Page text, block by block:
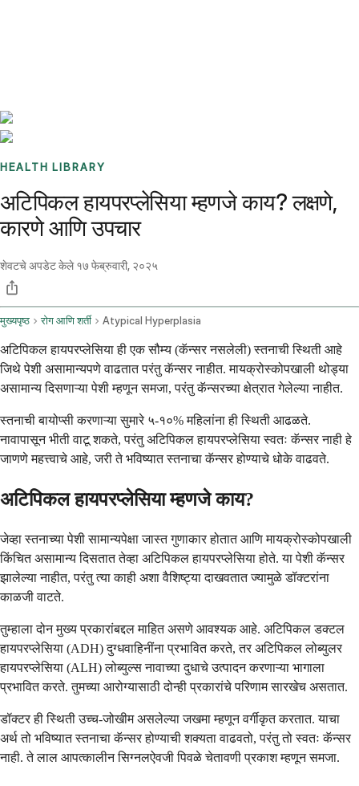
HEALTH LIBRARY
अटिपिकल हायपरप्लेसिया म्हणजे काय? लक्षणे,
कारणे आणि उपचार
शेवटचे अपडेट केले १७ फेब्रुवारी, २०२५
मुख्यपृष्ठ रोग आणि शर्ती Atypical Hyperplasia
अटिपिकल हायपरप्लेसिया ही एक सौम्य (कॅन्सर नसलेली) स्तनाची स्थिती आहे
जिथे पेशी असामान्यपणे वाढतात परंतु कॅन्सर नाहीत. मायक्रोस्कोपखाली थोड्या
असामान्य दिसणाऱ्या पेशी म्हणून समजा, परंतु कॅन्सरच्या क्षेत्रात गेलेल्या नाहीत.
स्तनाची बायोप्सी करणाऱ्या सुमारे ५-१०% महिलांना ही स्थिती आढळते.
नावापासून भीती वाटू शकते, परंतु अटिपिकल हायपरप्लेसिया स्वतः कॅन्सर नाही हे
जाणणे महत्त्वाचे आहे, जरी ते भविष्यात स्तनाचा कॅन्सर होण्याचे धोके वाढवते.
अटिपिकल हायपरप्लेसिया म्हणजे काय?
जेव्हा स्तनाच्या पेशी सामान्यपेक्षा जास्त गुणाकार होतात आणि मायक्रोस्कोपखाली
किंचित असामान्य दिसतात तेव्हा अटिपिकल हायपरप्लेसिया होते. या पेशी कॅन्सर
झालेल्या नाहीत, परंतु त्या काही अशा वैशिष्ट्या दाखवतात ज्यामुळे डॉक्टरांना
काळजी वाटते.
तुम्हाला दोन मुख्य प्रकारांबद्दल माहित असणे आवश्यक आहे. अटिपिकल डक्टल
हायपरप्लेसिया (ADH) दुग्धवाहिनींना प्रभावित करते, तर अटिपिकल लोब्युलर
हायपरप्लेसिया (ALH) लोब्युल्स नावाच्या दुधाचे उत्पादन करणाऱ्या भागाला
प्रभावित करते. तुमच्या आरोग्यासाठी दोन्ही प्रकारांचे परिणाम सारखेच असतात.
डॉक्टर ही स्थिती उच्च-जोखीम असलेल्या जखमा म्हणून वर्गीकृत करतात. याचा
अर्थ तो भविष्यात स्तनाचा कॅन्सर होण्याची शक्यता वाढवतो, परंतु तो स्वतः कॅन्सर
नाही. ते लाल आपत्कालीन सिग्नलऐवजी पिवळे चेतावणी प्रकाश म्हणून समजा.